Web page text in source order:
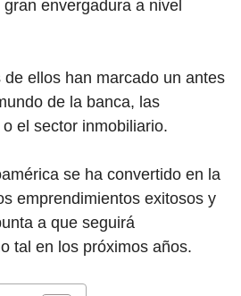
envergadura a nivel
ellos han marcado un antes
de la banca, las
el sector inmobiliario.
se ha convertido en la
emprendimientos exitosos y
a que seguirá
tal en los próximos años.